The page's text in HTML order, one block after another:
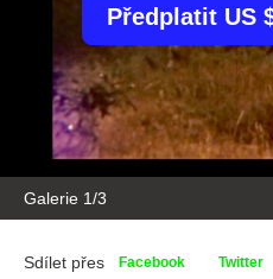
Galerie 1/3
Předplatit US
Sdílet přes Facebook Twitter